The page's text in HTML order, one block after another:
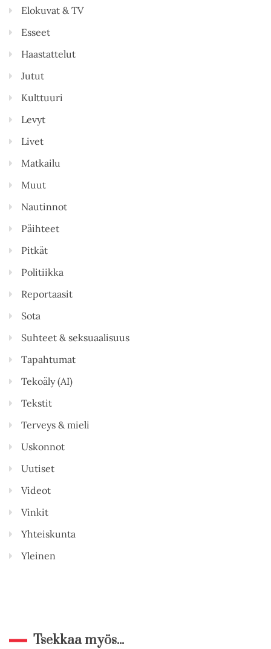
Elokuvat & TV
Esseet
Haastattelut
Jutut
Kulttuuri
Levyt
Livet
Matkailu
Muut
Nautinnot
Päihteet
Pitkät
Politiikka
Reportaasit
Sota
Suhteet & seksuaalisuus
Tapahtumat
Tekoäly (AI)
Tekstit
Terveys & mieli
Uskonnot
Uutiset
Videot
Vinkit
Yhteiskunta
Yleinen
Tsekkaa myös...